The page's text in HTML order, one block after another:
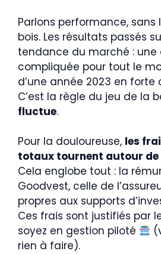
Parlons performance, sans
bois. Les résultats passés
tendance du marché : une
compliquée pour tout le
d’une année 2023 en forte
C’est la règle du jeu de la
fluctue.
Pour la douloureuse, les
totaux tournent autour de
Cela englobe tout : la
Goodvest, celle de
propres aux supports
Ces frais sont justifiés par
soyez en gestion piloté
rien à faire).